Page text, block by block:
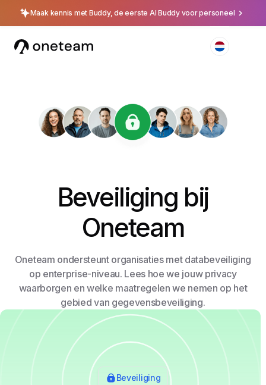
Maak kennis met Buddy, de eerste AI Buddy voor personeel
Beveiliging bij
Oneteam
Oneteam ondersteunt organisaties met data­beveiliging
op enterprise-niveau. Lees hoe we jouw privacy
waarborgen en welke maatregelen we nemen op het
gebied van gegevensbeveiliging.
Beveiliging